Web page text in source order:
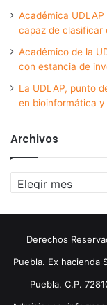
Académica
capaz de clasificar
Académico de la
con estancia de
La UDLAP, punto
en bioinformática
Archivos
Archivos
Derechos
Puebla. Ex hacienda
Puebla. C.P.